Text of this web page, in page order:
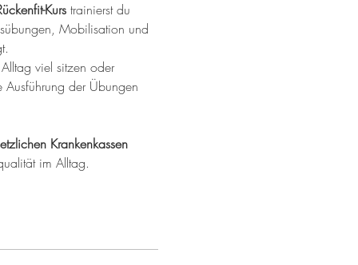
Kurs trainierst du
Mobilisation und
viel sitzen oder
der Übungen
Krankenkassen
im Alltag.